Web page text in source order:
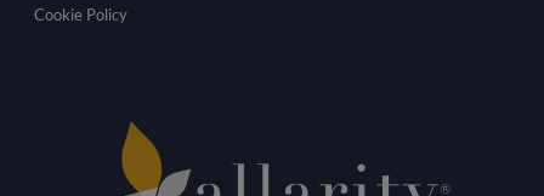
Cookie Policy